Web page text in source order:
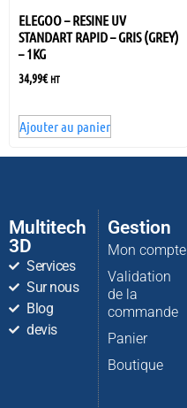
ELEGOO – RESINE UV
STANDART RAPID – GRIS (GREY)
– 1KG
34,99€ HT
Ajouter au panier
Multitech
3D
Services
Sur nous
Blog
devis
Gestion
Mon compte
Validation
de la
commande
Panier
Boutique